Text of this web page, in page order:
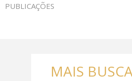
PUBLICAÇÕES
MAIS